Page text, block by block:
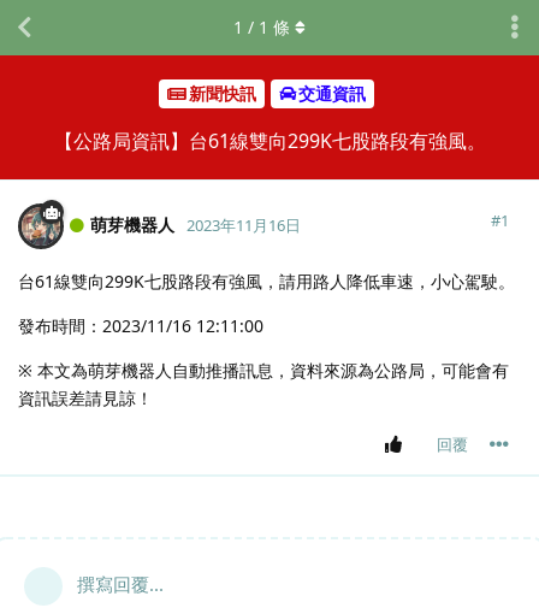
新聞快訊 交通資訊
【公路局資訊】台61線雙向299K七股路段有強風。
1 / 1 條
萌芽機器人 2023年11月16日 #1
台61線雙向299K七股路段有強風，請用路人降低車速，小心駕駛。
發布時間：2023/11/16 12:11:00
※ 本文為萌芽機器人自動推播訊息，資料來源為公路局，可能會有
資訊誤差請見諒！
回覆
撰寫回覆...